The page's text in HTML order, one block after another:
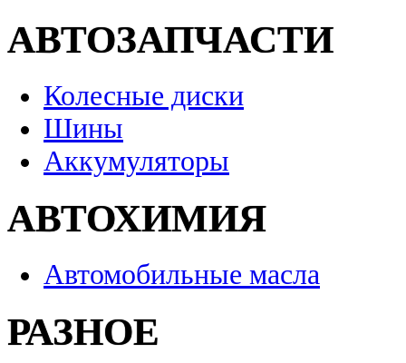
АВТОЗАПЧАСТИ
Колесные диски
Шины
Аккумуляторы
АВТОХИМИЯ
Автомобильные масла
РАЗНОЕ